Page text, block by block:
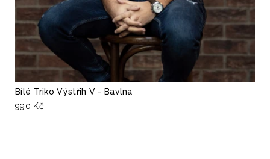
Bílé Triko Výstřih V - Bavlna
990 Kč